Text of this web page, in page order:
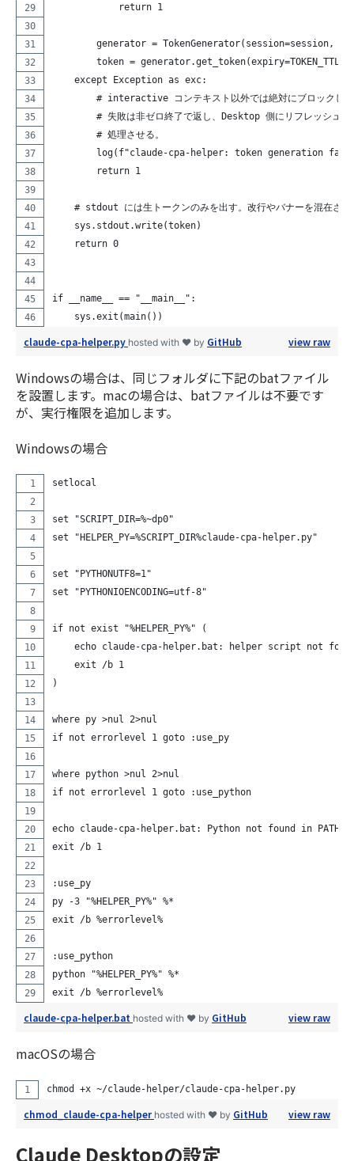
            return 1
generator = TokenGenerator(session=session,
        token = generator.get_token(expiry=TOKEN_TTL)
    except Exception as exc:
# interactive コンテキスト以外では絶対にブロックし
# 失敗は非ゼロ終了で返し、Desktop 側にリフレッシュ失
        # 処理させる。
log(f"claude-cpa-helper: token generation
        return 1
# stdout には生トークンのみを出す。改行やバナーを混在させ
    sys.stdout.write(token)
    return 0
if __name__ == "__main__":
    sys.exit(main())
view raw
claude-cpa-helper.py hosted with ❤ by GitHub
Windowsの場合は、同じフォルダに下記のbatファイル
を設置します。macの場合は、batファイルは不要です
が、実行権限を追加します。
Windowsの場合
setlocal
set "SCRIPT_DIR=%~dp0"
set "HELPER_PY=%SCRIPT_DIR%claude-cpa-helper.py"
set "PYTHONUTF8=1"
set "PYTHONIOENCODING=utf-8"
if not exist "%HELPER_PY%" (
echo claude-cpa-helper.bat: helper script not
    exit /b 1
)
where py >nul 2>nul
if not errorlevel 1 goto :use_py
where python >nul 2>nul
if not errorlevel 1 goto :use_python
echo claude-cpa-helper.bat: Python not found in PATH
exit /b 1
:use_py
py -3 "%HELPER_PY%" %*
exit /b %errorlevel%
:use_python
python "%HELPER_PY%" %*
exit /b %errorlevel%
view raw
claude-cpa-helper.bat hosted with ❤ by GitHub
macOSの場合
chmod +x ~/claude-helper/claude-cpa-helper.py
view raw
chmod_claude-cpa-helper hosted with ❤ by GitHub
Claude Desktopの設定